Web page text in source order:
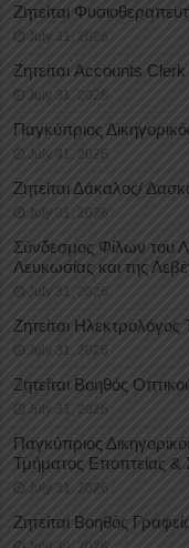
Ζητείται
July 31, 2026
Ζητείται Accounts Clerk
July 31, 2026
Παγκύπριος
July 31, 2026
Ζητείται Δάκαλος/
July 31, 2026
Σύνδεσμος Φίλων του
Λευκωσίας και της
July 31, 2026
Ζητείται Ηλεκτρολόγος
July 31, 2026
Ζητείται Βοηθός
July 31, 2026
Παγκύπριος
Τμήματος Εποπτείας
July 31, 2026
Ζητείται Βοηθός